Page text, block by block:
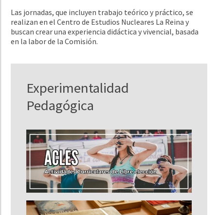
Las jornadas, que incluyen trabajo teórico y práctico, se
realizan en el Centro de Estudios Nucleares La Reina y
buscan crear una experiencia didáctica y vivencial, basada
en la labor de la Comisión.
Experimentalidad
Pedagógica